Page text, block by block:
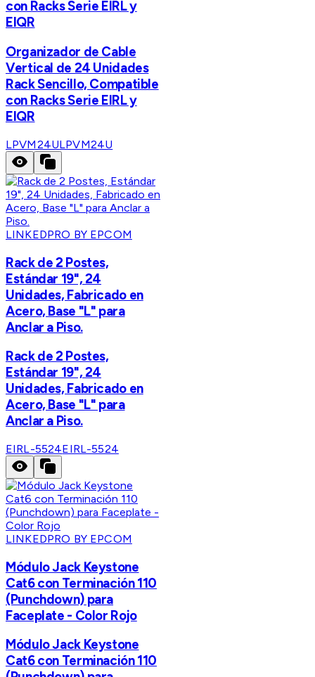
con Racks Serie EIRL y
EIQR
Organizador de Cable
Vertical de 24 Unidades
Rack Sencillo, Compatible
con Racks Serie EIRL y
EIQR
LPVM24ULPVM24U
LINKEDPRO BY EPCOM
Rack de 2 Postes,
Estándar 19", 24
Unidades, Fabricado en
Acero, Base "L" para
Anclar a Piso.
Rack de 2 Postes,
Estándar 19", 24
Unidades, Fabricado en
Acero, Base "L" para
Anclar a Piso.
EIRL-5524EIRL-5524
LINKEDPRO BY EPCOM
Módulo Jack Keystone
Cat6 con Terminación 110
(Punchdown) para
Faceplate - Color Rojo
Módulo Jack Keystone
Cat6 con Terminación 110